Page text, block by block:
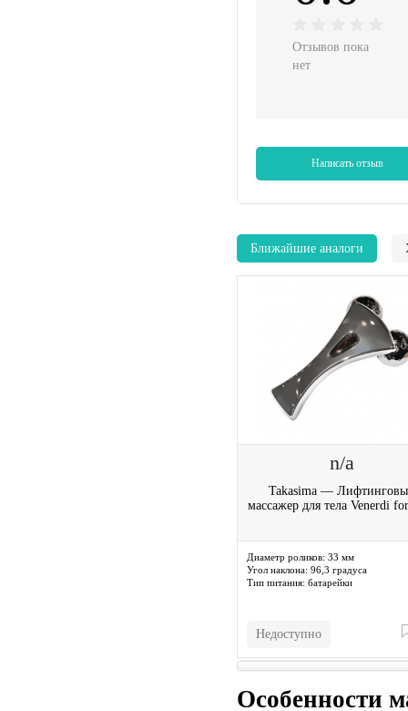
Отзывов пока
нет
Написать отзыв
Ближайшие аналоги
n/a
Takasima —
массажер для тела Venerdi
Диаметр роликов: 33 мм
Угол наклона: 96,3 градуса
Тип питания: батарейки
Недоступно
Особенности